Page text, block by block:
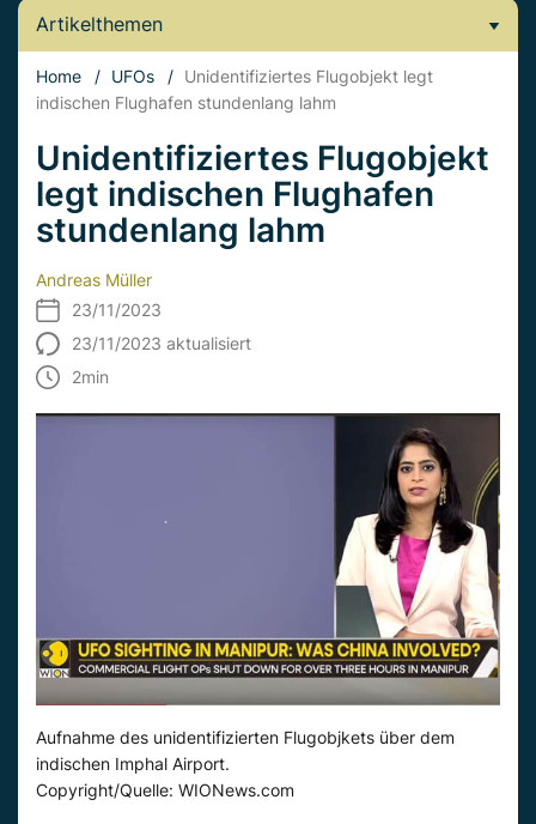
Artikelthemen
Home / UFOs / Unidentifiziertes Flugobjekt legt
indischen Flughafen stundenlang lahm
Unidentifiziertes Flugobjekt
legt indischen Flughafen
stundenlang lahm
Andreas Müller
23/11/2023
23/11/2023 aktualisiert
2min
Aufnahme des unidentifizierten Flugobjkets über dem
indischen Imphal Airport.
Copyright/Quelle: WIONews.com